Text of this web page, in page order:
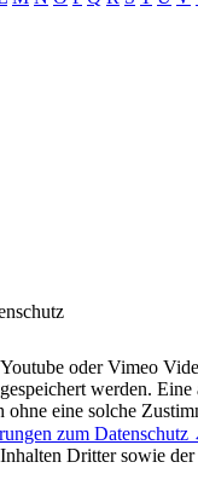
oder Vimeo
werden.
eine solche
zum Datenschutz
Dritter sowie